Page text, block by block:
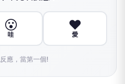
😮
哇
❤️
愛
應，當第一個!